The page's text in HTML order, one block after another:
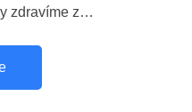
zdravíme z…